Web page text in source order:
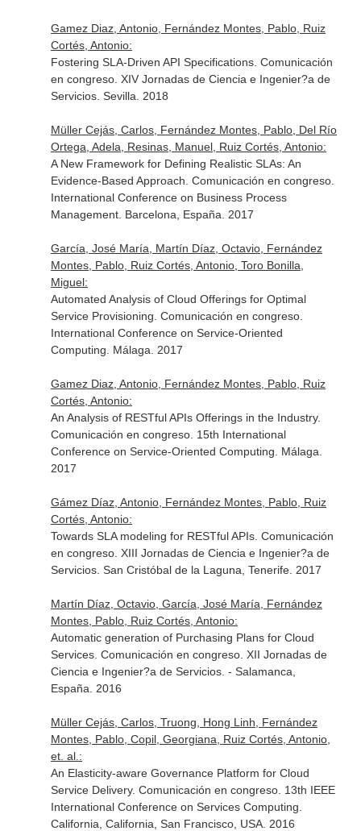
Gamez Diaz, Antonio, Fernández Montes, Pablo, Ruiz
Cortés, Antonio:
Fostering SLA-Driven API Specifications. Comunicación
en congreso. XIV Jornadas de Ciencia e Ingenier?a de
Servicios. Sevilla. 2018
Müller Cejás, Carlos, Fernández Montes, Pablo, Del Río
Ortega, Adela, Resinas, Manuel, Ruiz Cortés, Antonio:
A New Framework for Defining Realistic SLAs: An
Evidence-Based Approach. Comunicación en congreso.
International Conference on Business Process
Management. Barcelona, España. 2017
García, José María, Martín Díaz, Octavio, Fernández
Montes, Pablo, Ruiz Cortés, Antonio, Toro Bonilla,
Miguel:
Automated Analysis of Cloud Offerings for Optimal
Service Provisioning. Comunicación en congreso.
International Conference on Service-Oriented
Computing. Málaga. 2017
Gamez Diaz, Antonio, Fernández Montes, Pablo, Ruiz
Cortés, Antonio:
An Analysis of RESTful APIs Offerings in the Industry.
Comunicación en congreso. 15th International
Conference on Service-Oriented Computing. Málaga.
2017
Gámez Díaz, Antonio, Fernández Montes, Pablo, Ruiz
Cortés, Antonio:
Towards SLA modeling for RESTful APIs. Comunicación
en congreso. XIII Jornadas de Ciencia e Ingenier?a de
Servicios. San Cristóbal de la Laguna, Tenerife. 2017
Martín Díaz, Octavio, García, José María, Fernández
Montes, Pablo, Ruiz Cortés, Antonio:
Automatic generation of Purchasing Plans for Cloud
Services. Comunicación en congreso. XII Jornadas de
Ciencia e Ingenier?a de Servicios. - Salamanca,
España. 2016
Müller Cejás, Carlos, Truong, Hong Linh, Fernández
Montes, Pablo, Copil, Georgiana, Ruiz Cortés, Antonio,
et. al.:
An Elasticity-aware Governance Platform for Cloud
Service Delivery. Comunicación en congreso. 13th IEEE
International Conference on Services Computing.
California, California, San Francisco, USA. 2016